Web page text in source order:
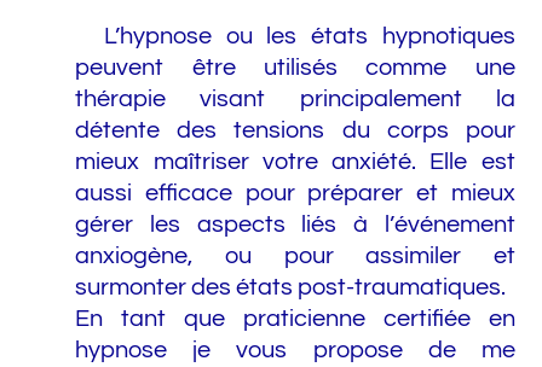
L’hypnose ou les états hypnotiques
peuvent être utilisés comme une
thérapie visant principalement la
détente des tensions du corps pour
mieux maîtriser votre anxiété. Elle est
aussi efficace pour préparer et mieux
gérer les aspects liés à l’événement
anxiogène, ou pour assimiler et
surmonter des états post-traumatiques.
En tant que praticienne certifiée en
hypnose je vous propose de me